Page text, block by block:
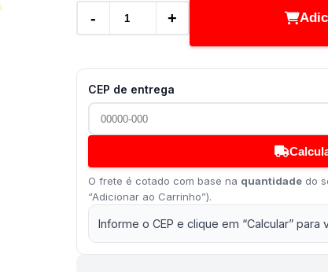
- +
CEP de entrega
O frete é cotado com base na quantidadedo
“Adicionar ao Carrinho”).
Informe o CEP e clique em “Calcular”